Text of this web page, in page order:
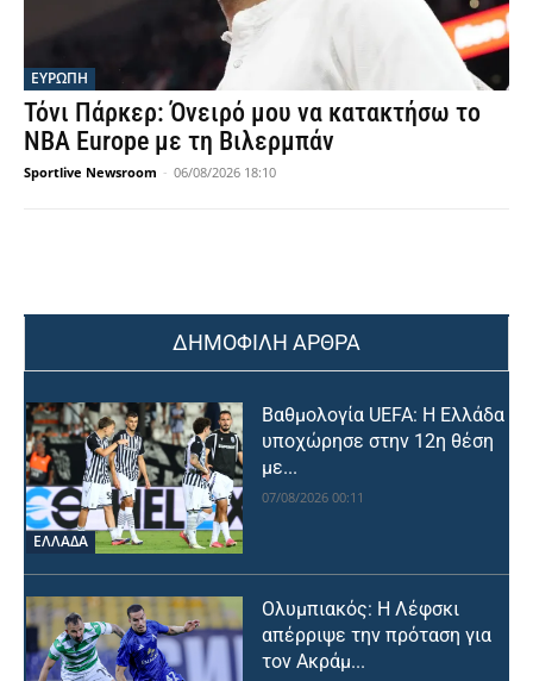
ΕΥΡΩΠΗ
Τόνι Πάρκερ: Όνειρό μου να κατακτήσω το
NBA Europe με τη Βιλερμπάν
Sportlive Newsroom - 06/08/2026 18:10
ΔΗΜΟΦΙΛΗ ΑΡΘΡΑ
ΕΛΛΑΔΑ
Βαθμολογία UEFA: Η Ελλάδα
υποχώρησε στην 12η θέση
με...
07/08/2026 00:11
Ολυμπιακός: Η Λέφσκι
απέρριψε την πρόταση για
τον Ακράμ...